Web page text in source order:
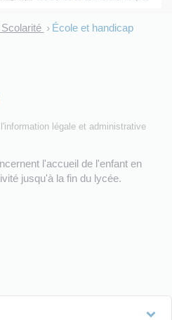
> École et handicap
légale et administrative
l'accueil de l'enfant en
jusqu'à la fin du lycée.